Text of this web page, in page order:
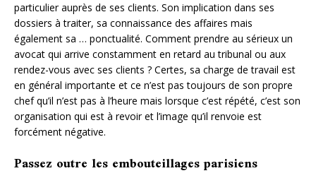
particulier auprès de ses clients. Son implication dans ses
dossiers à traiter, sa connaissance des affaires mais
également sa … ponctualité. Comment prendre au sérieux un
avocat qui arrive constamment en retard au tribunal ou aux
rendez-vous avec ses clients ? Certes, sa charge de travail est
en général importante et ce n’est pas toujours de son propre
chef qu’il n’est pas à l’heure mais lorsque c’est répété, c’est son
organisation qui est à revoir et l’image qu’il renvoie est
forcément négative.
Passez outre les embouteillages parisiens